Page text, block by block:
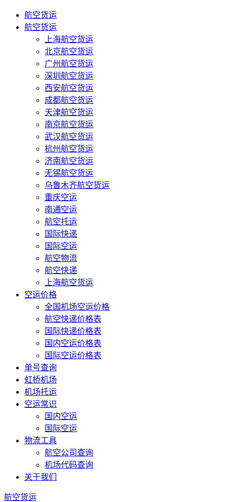
航空货运
航空货运
上海航空货运
北京航空货运
广州航空货运
深圳航空货运
西安航空货运
成都航空货运
天津航空货运
南京航空货运
武汉航空货运
杭州航空货运
济南航空货运
无锡航空货运
乌鲁木齐航空货运
重庆空运
南通空运
航空托运
国际快递
国际空运
航空物流
航空快递
上海航空货运
空运价格
全国机场空运价格
航空快递价格表
国际快递价格表
国内空运价格表
国际空运价格表
单号查询
虹桥机场
机场托运
空运常识
国内空运
国际空运
物流工具
航空公司查询
机场代码查询
关于我们
航空货运